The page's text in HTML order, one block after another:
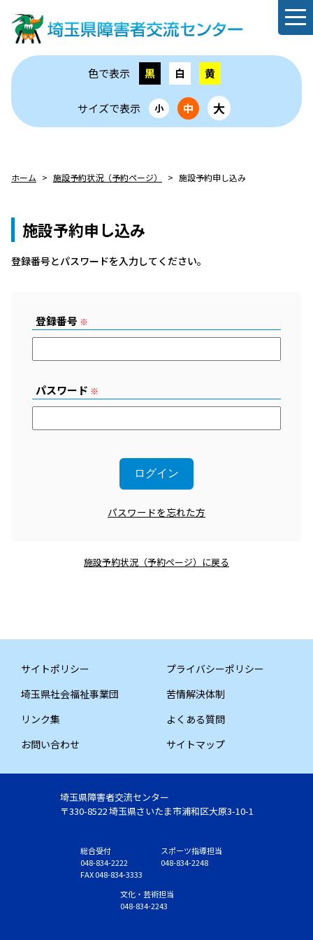
色で表示 黒 白 黄
サイズで表示 小 中 大
ホーム 施設予約状況（予約ページ） 施設予約申し込み
施設予約申し込み
登録番号とパスワードを⼊⼒してください。
登録番号 ※
パスワード ※
パスワードを忘れた方
施設予約状況（予約ページ）に戻る
サイトポリシー
プライバシーポリシー
埼玉県社会福祉事業団
苦情解決体制
リンク集
よくある質問
お問い合わせ
サイトマップ
埼玉県障害者交流センター
〒330-8522 埼玉県さいたま市浦和区大原3-10-1
総合受付
048-834-2222
FAX 048-834-3333
スポーツ指導担当
048-834-2248
文化・芸術担当
048-834-2243